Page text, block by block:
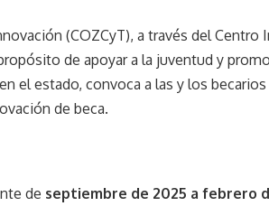
(COZCyT), a través del Centro
de apoyar a la juventud y
el estado, convoca a las y los
de beca.
de septiembre de 2025 a febrero